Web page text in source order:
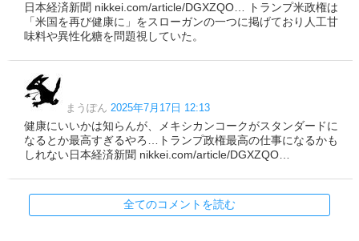
日本経済新聞 nikkei.com/article/DGXZQO… トランプ米政権は
「米国を再び健康に」をスローガンの一つに掲げており人工甘
味料や異性化糖を問題視していた。
まうぽん 2025年7月17日 12:13
健康にいいかは知らんが、メキシカンコークがスタンダードに
なるとか最高すぎるやろ…トランプ政権最高の仕事になるかも
しれない日本経済新聞 nikkei.com/article/DGXZQO…
全てのコメントを読む